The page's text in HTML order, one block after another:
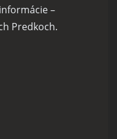
–
Predkoch.